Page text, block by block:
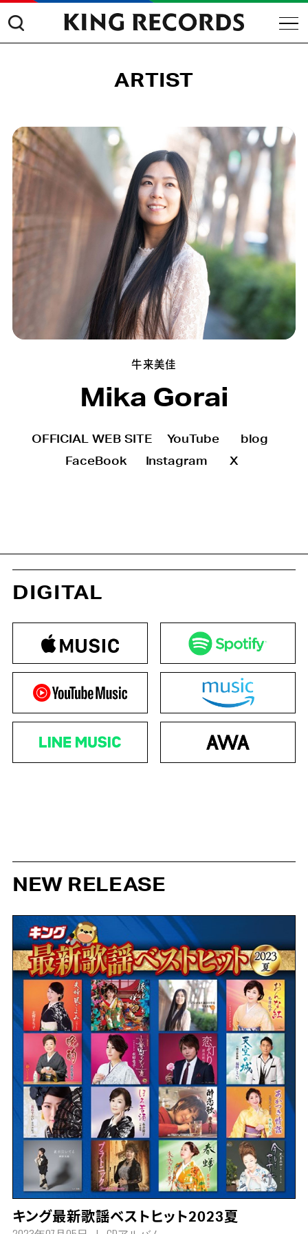
ARTIST
牛来美佳
Mika Gorai
OFFICIAL WEB SITE YouTube
blog
FaceBook
Instagram X
DIGITAL
NEW RELEASE
キング最新歌謡ベストヒット2023夏